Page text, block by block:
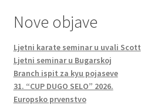
Nove objave
Ljetni karate seminar u uvali Scott
Ljetni seminar u Bugarskoj
Branch ispit za kyu pojaseve
31. “CUP DUGO SELO” 2026.
Europsko prvenstvo